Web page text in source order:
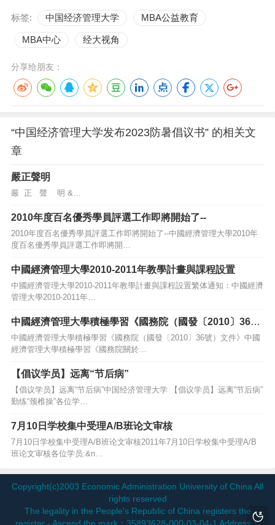
标签: 中国经济管理大学 MBA公益教育
MBA中心 经大视角
分享给朋友：
“中国经济管理大学发布2023防暑倡议书” 的相关文
章
嚴正聲明
嚴 正 聲 明 &…
2010年度百名優秀學員評選工作即將開始了--
2010年度百名優秀學員評選工作即將開始了--中國經濟管理大學2010年
度百名優秀學員評選工作即將開…
中國經濟管理大學2010-2011年教學計畫與課程設置
中國經濟管理大學2010-2011年教學計畫與課程設置繁体通知：中國經濟
管理大學2010-2011年…
中國經濟管理大學積極學習《國務院（國發〔2010〕36
號）文件》
中國經濟管理大學積極學習《國務院（國發〔2010〕36號）文件》中國
經濟管理大學積極學習《國務院關於…
【倡议学员】远离“节后病”
【倡议学员】远离“节后病”中国经济管理大学 【倡议学员】远离“节后病”
勤练“颈椎操”各位学…
7月10日学校集中受理A/B班论文审核
7月10日学校集中受理A/B班论文审核2011年7月10日学校集中受理A/B
班论文审核各位学员:&n…
Copyright(c)2003 Economic Administration University of China All
rights reserved
The legality in the People's Republic of China registers the
register - Ascend the mark：35893628-000-03-04-1 Address：